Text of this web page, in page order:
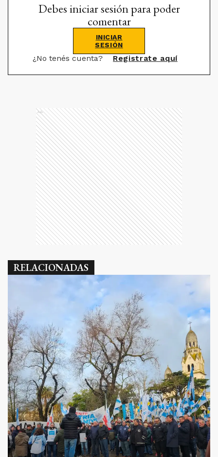
Debes iniciar sesión para poder
comentar
INICIAR
SESIÓN
¿No tenés cuenta? Registrate aquí
Ads
RELACIONADAS